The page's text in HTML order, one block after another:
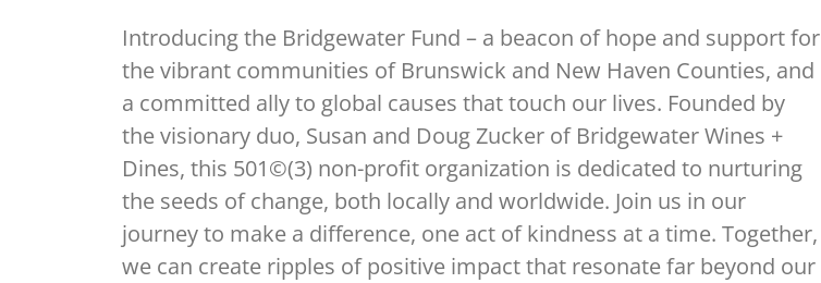
Introducing the Bridgewater Fund – a beacon of hope and support for
the vibrant communities of Brunswick and New Haven Counties, and
a committed ally to global causes that touch our lives. Founded by
the visionary duo, Susan and Doug Zucker of Bridgewater Wines +
Dines, this 501©(3) non-profit organization is dedicated to nurturing
the seeds of change, both locally and worldwide. Join us in our
journey to make a difference, one act of kindness at a time. Together,
we can create ripples of positive impact that resonate far beyond our